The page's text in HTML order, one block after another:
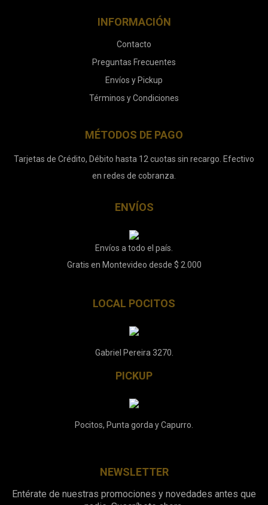
INFORMACIÓN
Contacto
Preguntas Frecuentes
Envíos y Pickup
Términos y Condiciones
MÉTODOS DE PAGO
Tarjetas de Crédito, Débito hasta 12 cuotas sin recargo. Efectivo
en redes de cobranza.
ENVÍOS
Envíos a todo el país.
Gratis en Montevideo desde $ 2.000
LOCAL POCITOS
Gabriel Pereira 3270.
PICKUP
Pocitos, Punta gorda y Capurro.
NEWSLETTER
Entérate de nuestras promociones y novedades antes que